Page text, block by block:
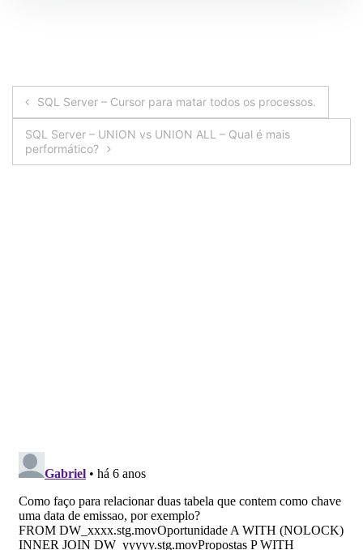
Navegação
de
Post
SQL Server – Cursor para matar todos os processos.
SQL Server – UNION vs UNION ALL – Qual é mais
performático?